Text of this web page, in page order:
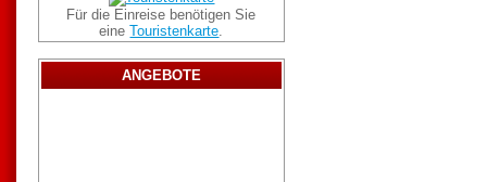
Für die Einreise benötigen Sie
eineTouristenkarte.
ANGEBOTE